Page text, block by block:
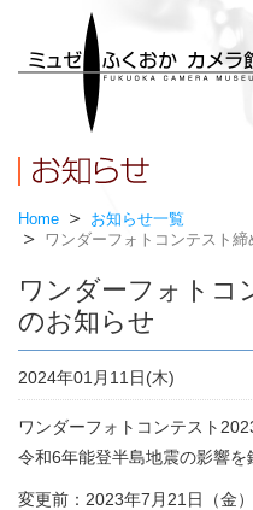
Home
お知らせ一覧
ワンダーフォトコンテスト
ワンダーフォトコ
のお知らせ
2024年01月11日(木)
ワンダーフォトコンテスト
令和6年能登半島地震の影響を
変更前：2023年7月21日（金